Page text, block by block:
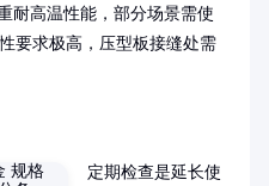
耐高温性能，部分场景需使
要求极高，压型板接缝处需
定期检查是延长使